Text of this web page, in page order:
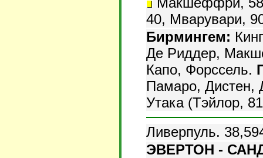
40, Мварувари,
Бирмингем:
Де Риддер,
Капо, Форссель.
Памаро, Дистен,
Утака (Тэйлор,
Ливерпуль.
ЭВЕРТОН -